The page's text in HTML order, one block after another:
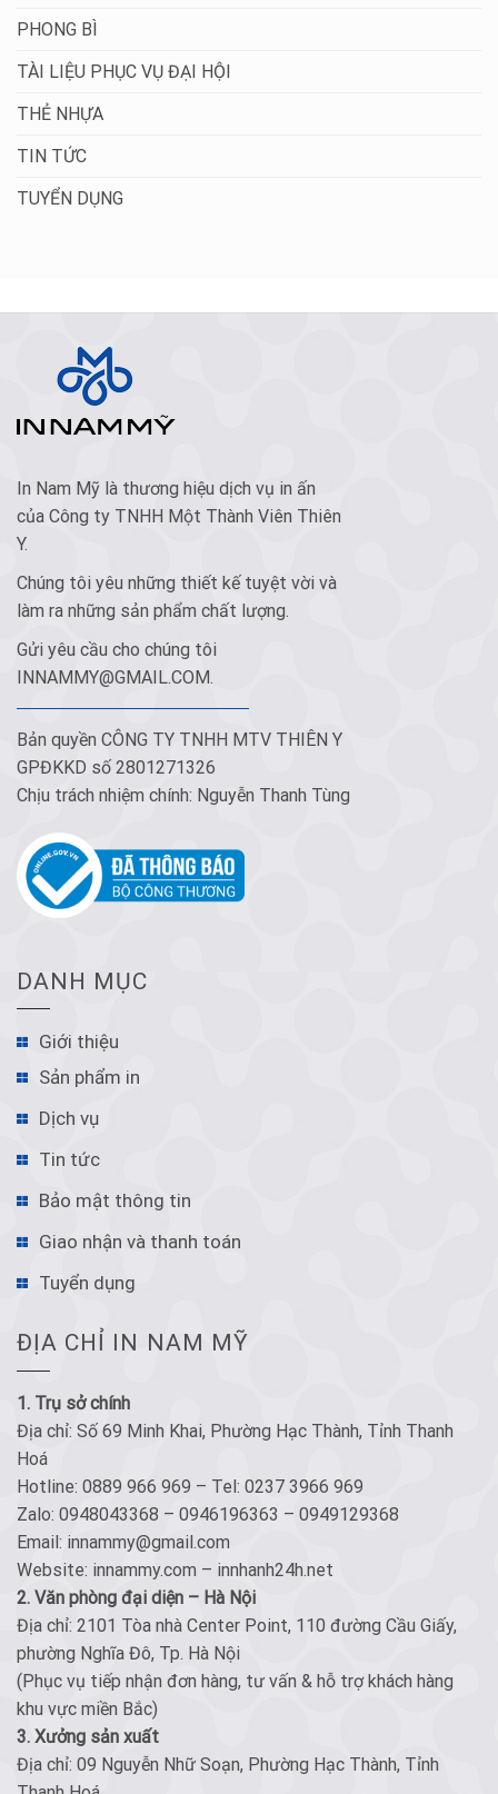
PHONG BÌ
TÀI LIỆU PHỤC VỤ ĐẠI HỘI
THẺ NHỰA
TIN TỨC
TUYỂN DỤNG
In Nam Mỹ là thương hiệu dịch vụ in ấn
của Công ty TNHH Một Thành Viên Thiên
Y.
Chúng tôi yêu những thiết kế tuyệt vời và
làm ra những sản phẩm chất lượng.
Gửi yêu cầu cho chúng tôi
INNAMMY@GMAIL.COM.
Bản quyền CÔNG TY TNHH MTV THIÊN Y
GPĐKKD số 2801271326
Chịu trách nhiệm chính: Nguyễn Thanh Tùng
DANH MỤC
Giới thiệu
Sản phẩm in
Dịch vụ
Tin tức
Bảo mật thông tin
Giao nhận và thanh toán
Tuyển dụng
ĐỊA CHỈ IN NAM MỸ
1. Trụ sở chính
Địa chỉ: Số 69 Minh Khai, Phường Hạc Thành, Tỉnh Thanh
Hoá
Hotline: 0889 966 969 – Tel: 0237 3966 969
Zalo: 0948043368 – 0946196363 – 0949129368
Email: innammy@gmail.com
Website: innammy.com – innhanh24h.net
2. Văn phòng đại diện – Hà Nội
Địa chỉ: 2101 Tòa nhà Center Point, 110 đường Cầu Giấy,
phường Nghĩa Đô, Tp. Hà Nội
(Phục vụ tiếp nhận đơn hàng, tư vấn & hỗ trợ khách hàng
khu vực miền Bắc)
3. Xưởng sản xuất
Địa chỉ: 09 Nguyễn Nhữ Soạn, Phường Hạc Thành, Tỉnh